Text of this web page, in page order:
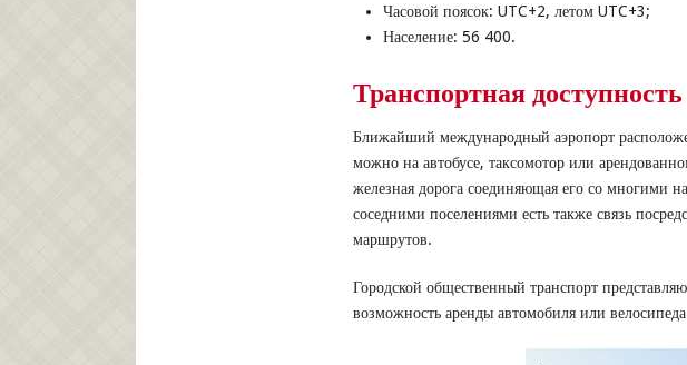
Часовой поясок: UTC+2, летом UTC+3;
Население: 56 400.
Транспортная доступность
Ближайший международный аэропорт
можно на автобусе, таксомотор или
железная дорога соединяющая его со многими
соседними поселениями есть также связь
маршрутов.
Городской общественный транспорт
возможность аренды автомобиля или